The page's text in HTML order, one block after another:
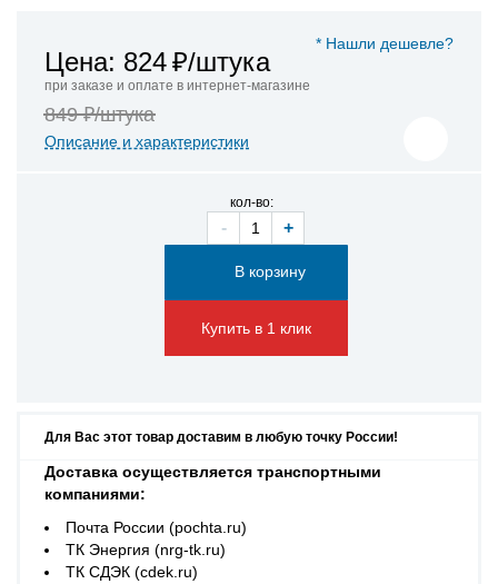
* Нашли дешевле?
Цена: 824₽/штука
при заказе и оплате в интернет-магазине
849 ₽/штука
Описание и характеристики
кол-во:
- +
Купить в 1 клик
Для Вас этот товар доставим в любую точку России!
Доставка осуществляется транспортными
компаниями:
Почта России (pochta.ru)
ТК Энергия (nrg-tk.ru)
ТК СДЭК (cdek.ru)